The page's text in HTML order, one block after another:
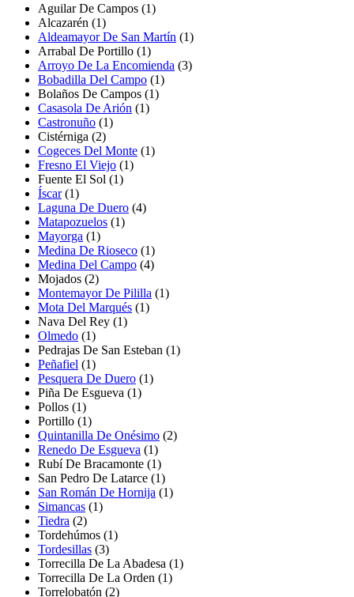
Aguilar De Campos (1)
Alcazarén (1)
Aldeamayor De San Martín (1)
Arrabal De Portillo (1)
Arroyo De La Encomienda (3)
Bobadilla Del Campo (1)
Bolaños De Campos (1)
Casasola De Arión (1)
Castronuño (1)
Cistérniga (2)
Cogeces Del Monte (1)
Fresno El Viejo (1)
Fuente El Sol (1)
Íscar(1)
Laguna De Duero (4)
Matapozuelos (1)
Mayorga (1)
Medina De Rioseco (1)
Medina Del Campo (4)
Mojados (2)
Montemayor De Pililla (1)
Mota Del Marqués (1)
Nava Del Rey (1)
Olmedo (1)
Pedrajas De San Esteban (1)
Peñafiel (1)
Pesquera De Duero (1)
Piña De Esgueva (1)
Pollos (1)
Portillo (1)
Quintanilla De Onésimo (2)
Renedo De Esgueva (1)
Rubí De Bracamonte (1)
San Pedro De Latarce (1)
San Román De Hornija (1)
Simancas (1)
Tiedra (2)
Tordehúmos (1)
Tordesillas (3)
Torrecilla De La Abadesa (1)
Torrecilla De La Orden (1)
Torrelobatón (2)